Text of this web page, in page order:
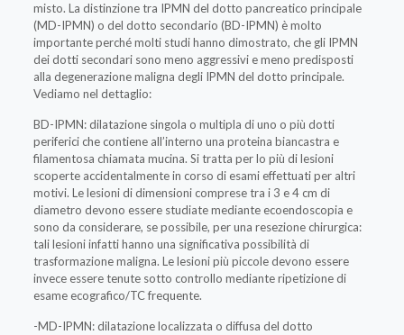
misto. La distinzione tra IPMN del dotto pancreatico principale
(MD-IPMN) o del dotto secondario (BD-IPMN) è molto
importante perché molti studi hanno dimostrato, che gli IPMN
dei dotti secondari sono meno aggressivi e meno predisposti
alla degenerazione maligna degli IPMN del dotto principale.
Vediamo nel dettaglio:
BD-IPMN: dilatazione singola o multipla di uno o più dotti
periferici che contiene all’interno una proteina biancastra e
filamentosa chiamata mucina. Si tratta per lo più di lesioni
scoperte accidentalmente in corso di esami effettuati per altri
motivi. Le lesioni di dimensioni comprese tra i 3 e 4 cm di
diametro devono essere studiate mediante ecoendoscopia e
sono da considerare, se possibile, per una resezione chirurgica:
tali lesioni infatti hanno una significativa possibilità di
trasformazione maligna. Le lesioni più piccole devono essere
invece essere tenute sotto controllo mediante ripetizione di
esame ecografico/TC frequente.
-MD-IPMN: dilatazione localizzata o diffusa del dotto